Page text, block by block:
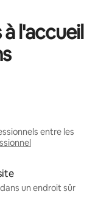
l'accueil
entre les
un endroit sûr